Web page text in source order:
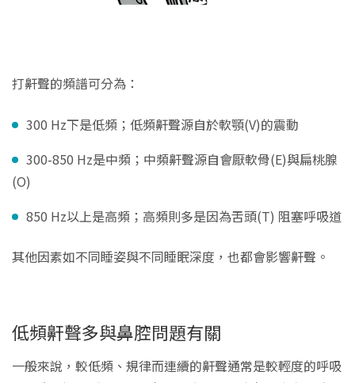
打鼾聲的頻譜可分為：
300 Hz下是低頻；低頻鼾聲源自於軟顎(V)的震動
300-850 Hz是中頻；中頻鼾聲源自會厭軟骨(E)與扁桃腺
(O)
850 Hz以上是高頻；高頻則多是因為舌頭(T) 阻塞呼吸道
其他因素如不同睡姿與不同睡眠深度，也都會影響鼾聲。
低頻鼾聲多與鼻腔問題有關
一般來說，較低頻、規律而連續的鼾聲通常是較輕度的呼吸